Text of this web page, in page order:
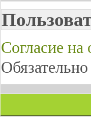
Согласие